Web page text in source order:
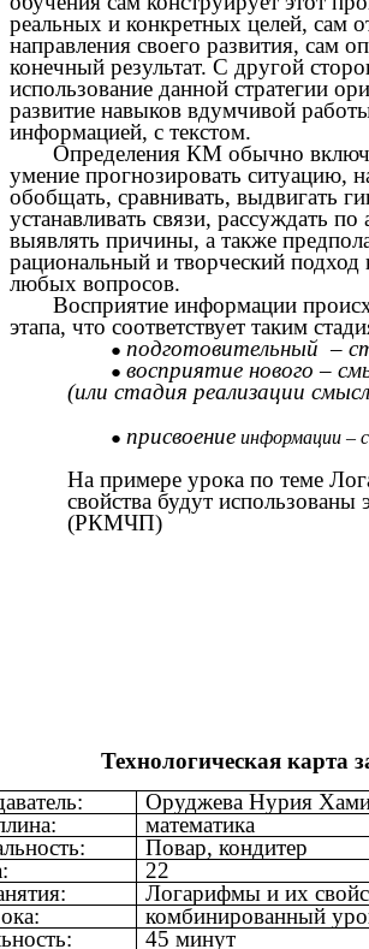
реальных и конкретных целей, сам
направления своего развития, сам
конечный результат. С другой
использование данной стратегии
развитие навыков вдумчивой
информацией, с текстом.
Определения КМ обычно
умение прогнозировать ситуацию,
обобщать, сравнивать, выдвигать
устанавливать связи, рассуждать по
выявлять причины, а также
рациональный и творческий подход
любых вопросов.
Восприятие информации
этапа, что соответствует таким
подготовительный –
восприятие нового –
(или стадия реализации
присвоение информации –
На примере урока по теме
свойства будут использованы
(РКМЧП)
Технологическая карта
Оруджева Нурия
математика
Повар, кондитер
22
Логарифмы и их
комбинированный
45 минут